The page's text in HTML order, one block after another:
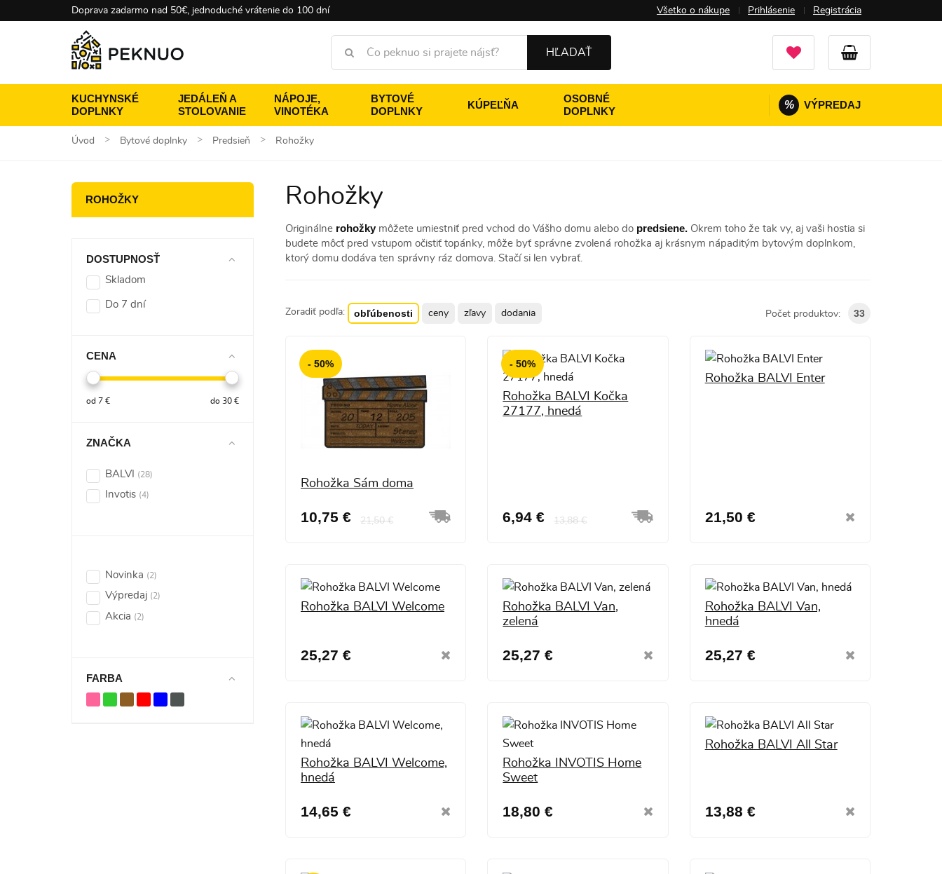
Doprava zadarmo nad 50€, jednoduché vrátenie do 100 dní Všetko o nákupe Prihlásenie Registrácia
HĽADAŤ
KUCHYNSKÉ
DOPLNKY
JEDÁLEŇ A
STOLOVANIE
NÁPOJE,
VINOTÉKA
BYTOVÉ
DOPLNKY
KÚPEĽŇA
OSOBNÉ
DOPLNKY
% VÝPREDAJ
Úvod Bytové doplnky Predsieň Rohožky
ROHOŽKY
DOSTUPNOSŤ
Skladom
Do 7 dní
CENA
od 7 € do 30 €
ZNAČKA
BALVI (28)
Invotis (4)
Novinka (2)
Výpredaj (2)
Akcia (2)
FARBA
Rohožky
Originálne rohožky môžete umiestniť pred vchod do Vášho domu alebo do predsiene. Okrem toho že tak vy, aj vaši hostia si
budete môcť pred vstupom očistiť topánky, môže byť správne zvolená rohožka aj krásnym nápaditým bytovým doplnkom,
ktorý domu dodáva ten správny ráz domova. Stačí si len vybrať.
Zoradiť podľa: obľúbenosti ceny zľavy dodania Počet produktov: 33
- 50%
Rohožka Sám doma
10,75 € 21,50 €
- 50%
Rohožka BALVI Kočka
27177, hnedá
6,94 € 13,88 €
Rohožka BALVI Enter
21,50 €
Rohožka BALVI Welcome
25,27 €
Rohožka BALVI Van,
zelená
25,27 €
Rohožka BALVI Van,
hnedá
25,27 €
Rohožka BALVI Welcome,
hnedá
14,65 €
Rohožka INVOTIS Home
Sweet
18,80 €
Rohožka BALVI All Star
13,88 €